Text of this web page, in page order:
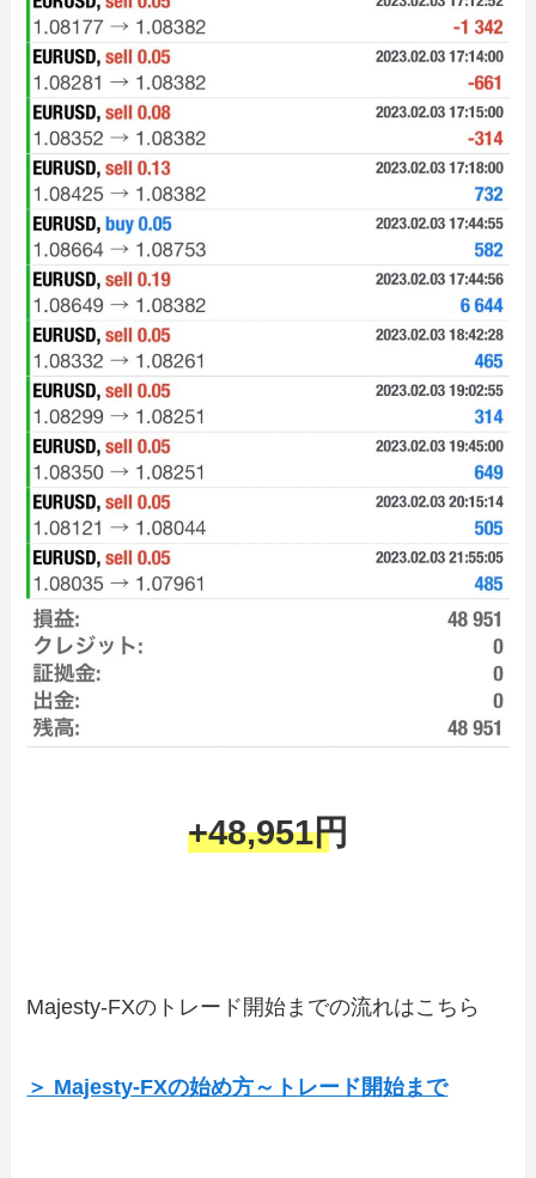
+48,951円
Majesty-FXのトレード開始までの流れはこちら
＞ Majesty-FXの始め方～トレード開始まで